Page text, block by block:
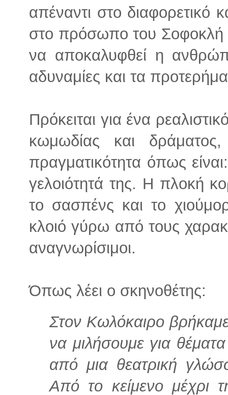
απέναντι στο διαφορετικό
στο πρόσωπο του Σοφοκλή
να αποκαλυφθεί η
αδυναμίες και τα
Πρόκειται για ένα
κωμωδίας και
πραγματικότητα όπως
γελοιότητά της. Η πλοκή
το σασπένς και το
κλοιό γύρω από τους
αναγνωρίσιμοι.
Όπως λέει ο σκηνοθέτης:
Στον Κωλόκαιρο
να μιλήσουμε για
από μια θεατρική
Από το κείμενο μέχρι